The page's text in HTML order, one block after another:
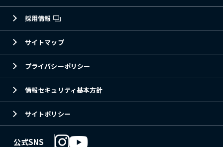
採用情報
サイトマップ
プライバシーポリシー
情報セキュリティ基本方針
サイトポリシー
公式SNS